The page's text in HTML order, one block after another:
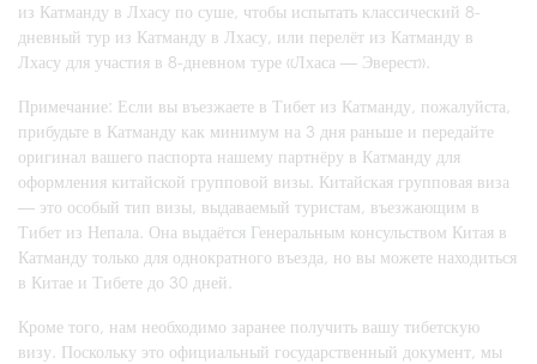
из Катманду в Лхасу по суше, чтобы испытать классический 8-
дневный тур из Катманду в Лхасу, или перелёт из Катманду в
Лхасу для участия в 8-дневном туре «Лхаса — Эверест».
Примечание: Если вы въезжаете в Тибет из Катманду, пожалуйста,
прибудьте в Катманду как минимум на 3 дня раньше и передайте
оригинал вашего паспорта нашему партнёру в Катманду для
оформления китайской групповой визы. Китайская групповая виза
— это особый тип визы, выдаваемый туристам, въезжающим в
Тибет из Непала. Она выдаётся Генеральным консульством Китая в
Катманду только для однократного въезда, но вы можете находиться
в Китае и Тибете до 30 дней.
Кроме того, нам необходимо заранее получить вашу тибетскую
визу. Поскольку это официальный государственный документ, мы